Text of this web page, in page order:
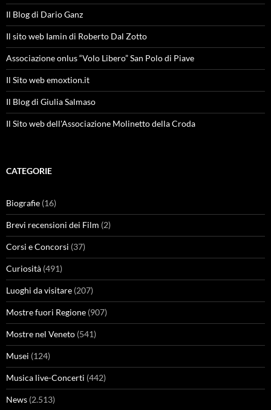
Il Blog di Dario Ganz
Il sito web Iamin di Roberto Dal Zotto
Associazione onlus “Volo Libero” San Polo di Piave
Il Sito web emoxtion.it
Il Blog di Giulia Salmaso
Il Sito web dell'Associazione Molinetto della Croda
CATEGORIE
Biografie (16)
Brevi recensioni dei Film (2)
Corsi e Concorsi (37)
Curiosità (491)
Luoghi da visitare (207)
Mostre fuori Regione (907)
Mostre nel Veneto (541)
Musei (124)
Musica live-Concerti (442)
News (2.513)